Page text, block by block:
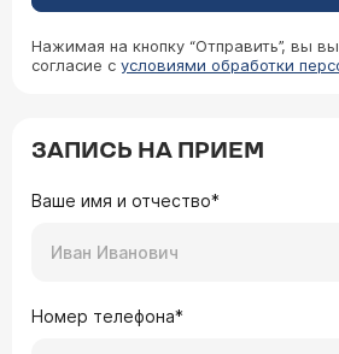
Нажимая на кнопку “Отправить”, вы
согласие с условиями обработки
ЗАПИСЬ НА ПРИЕМ
Ваше имя и отчество*
Номер телефона*